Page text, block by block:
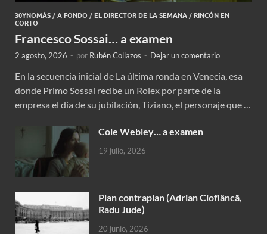
30YNOMÁS / A FONDO / EL DIRECTOR DE LA SEMANA / RINCÓN EN
CORTO
Francesco Sossai… a examen
2 agosto, 2026 - por Rubén Collazos - Dejar un comentario
En la secuencia inicial de La última ronda en Venecia, esa
donde Primo Sossai recibe un Rolex por parte de la
empresa el día de su jubilación, Tiziano, el personaje que …
Cole Webley… a examen
19 julio, 2026
Plan contraplan (Adrian Cioflâncã,
Radu Jude)
20 junio, 2026